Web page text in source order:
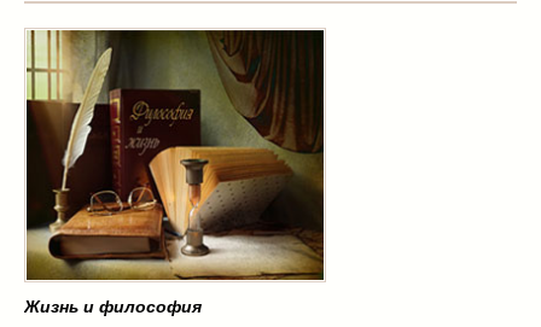
Жизнь и философия